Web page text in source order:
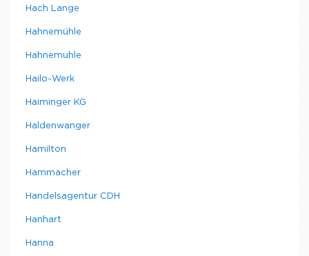
Hach Lange
Hahnemühle
Hahnemuhle
Hailo-Werk
Haiminger KG
Haldenwanger
Hamilton
Hammacher
Handelsagentur CDH
Hanhart
Hanna